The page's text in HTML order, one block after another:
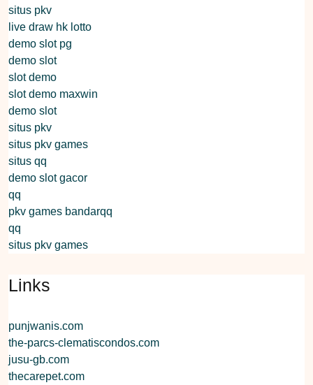
situs pkv
live draw hk lotto
demo slot pg
demo slot
slot demo
slot demo maxwin
demo slot
situs pkv
situs pkv games
situs qq
demo slot gacor
qq
pkv games bandarqq
qq
situs pkv games
Links
punjwanis.com
the-parcs-clematiscondos.com
jusu-gb.com
thecarepet.com